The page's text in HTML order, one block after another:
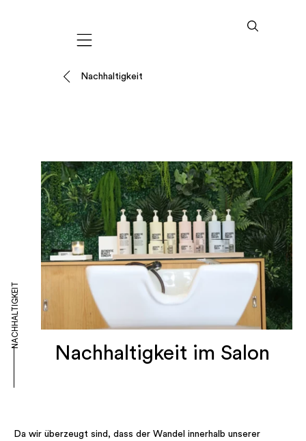
Mobile navigation
Nachhaltigkeit
Nachhaltigkeit im Salon
NACHHALTIGKEIT
Da wir überzeugt sind, dass der Wandel innerhalb unserer